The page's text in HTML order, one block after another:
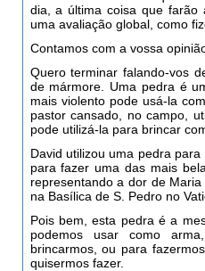
dia, a última coisa que farão
uma avaliação global, como
Contamos com a vossa
Quero terminar falando-vos
de mármore. Uma pedra é
mais violento pode usá-la
pastor cansado, no campo,
pode utilizá-la para brincar
David utilizou uma pedra
para fazer uma das mais
representando a dor de
na Basílica de S. Pedro no
Pois bem, esta pedra é a
podemos usar como
brincarmos, ou para
quisermos fazer.